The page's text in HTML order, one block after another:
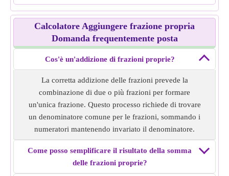
Esempio 3:Trova la somma corretta delle frazioni di 2/11 +
Soluzione:Entrambe le frazioni hanno denominatori
diversi, rendi uguale il denominatore trovando MCM dei
denominatori. ovvero 12/66 e 44/66
Somma entrambe le frazioni, ovvero 12/66 + 44/66 = 28/33
Addizione frazionaria corretta di2/11 + 4/6= 28/33.
Esempio 4: Trova l'addizione frazionaria corretta di 8/16 +
4/32.
Soluzione:Entrambe le frazioni hanno denominatori
denominatori. ovvero 16/32 e 4/32
Somma entrambe le frazioni, ovvero 16/32 + 4/32 = 5/8
7.3/12 + 19/24 = 25/24
8.2/7 + 3/7 = 5/7
4/38 + 2/19 = 4/19
5/8 + 3/8 = 1
Calcolatore Aggiungere frazione propria
Domanda frequentemente posta
Cos'è un'addizione di frazioni proprie?
La corretta addizione delle frazioni prevede la
combinazione di due o più frazioni per formare
un'unica frazione. Questo processo richiede di trovare
un denominatore comune per le frazioni, sommando i
numeratori mantenendo invariato il denominatore.
Come posso semplificare il risultato della somma
delle frazioni proprie?